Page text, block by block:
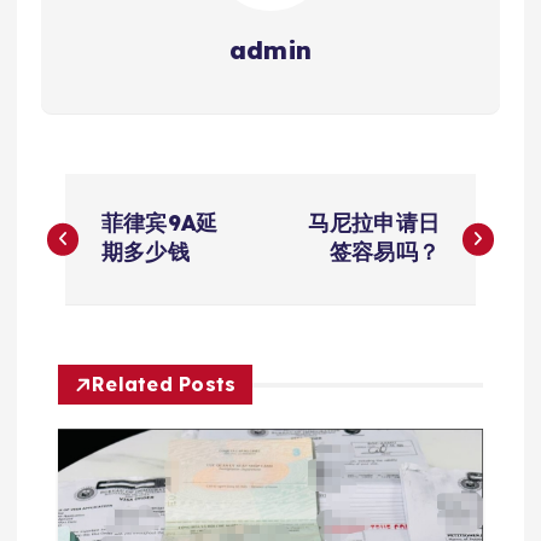
admin
章
航
菲律宾9A延
期多少钱
马尼拉申请日
签容易吗？
Related Posts